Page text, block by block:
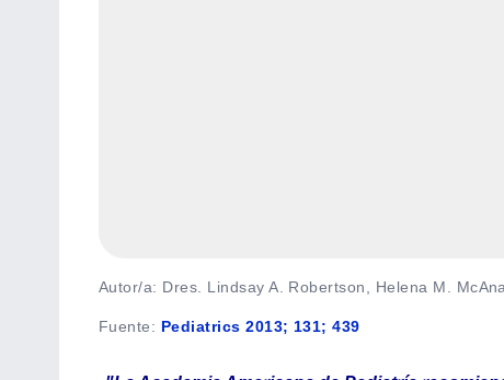
Autor/a: Dres. Lindsay A. Robertson, Helena M.
Fuente: Pediatrics 2013; 131; 439